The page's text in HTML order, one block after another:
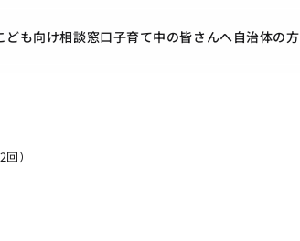
ども向け相談窓口子育て中の皆さんへ自治体の方
）